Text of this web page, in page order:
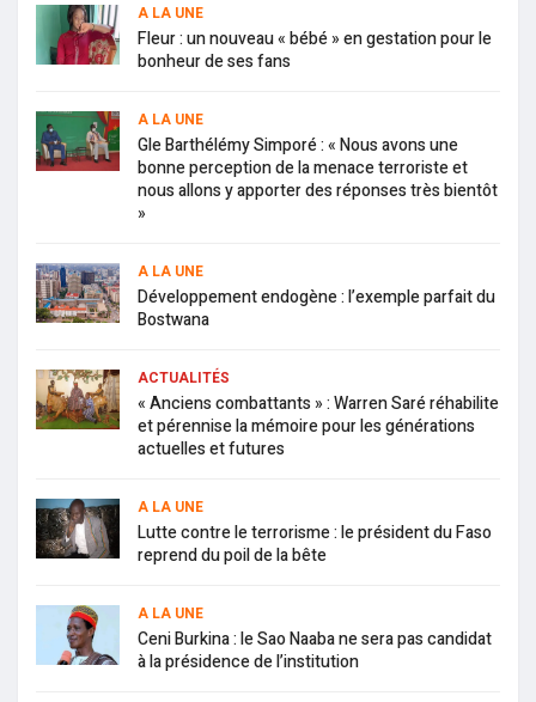
A LA UNE
Fleur : un nouveau « bébé » en gestation pour le
bonheur de ses fans
A LA UNE
Gle Barthélémy Simporé : « Nous avons une
bonne perception de la menace terroriste et
nous allons y apporter des réponses très bientôt
»
A LA UNE
Développement endogène : l’exemple parfait du
Bostwana
ACTUALITÉS
« Anciens combattants » : Warren Saré réhabilite
et pérennise la mémoire pour les générations
actuelles et futures
A LA UNE
Lutte contre le terrorisme : le président du Faso
reprend du poil de la bête
A LA UNE
Ceni Burkina : le Sao Naaba ne sera pas candidat
à la présidence de l’institution